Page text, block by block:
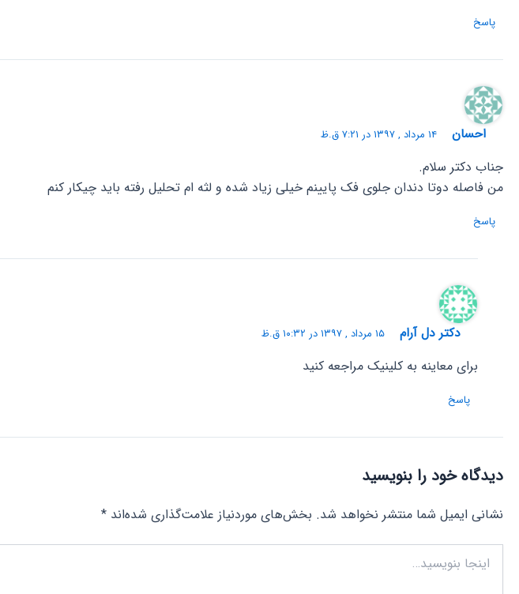
پاسخ
احسان ۱۴ مرداد , ۱۳۹۷ در ۷:۲۱ ق.ظ
جناب دکتر سلام.
من فاصله دوتا دندان جلوی فک پایینم خیلی زیاد شده و لثه ام تحلیل رفته باید چیکار کنم
پاسخ
دکتر دل آرام ۱۵ مرداد , ۱۳۹۷ در ۱۰:۳۲ ق.ظ
برای معاینه به کلینیک مراجعه کنید
پاسخ
دیدگاه‌ خود را بنویسید
نشانی ایمیل شما منتشر نخواهد شد. بخش‌های موردنیاز علامت‌گذاری شده‌اند *
بنویسید…